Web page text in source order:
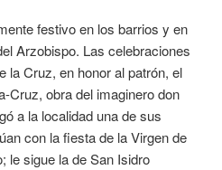
festivo en los barrios y en
Arzobispo. Las celebraciones
la Cruz, en honor al patrón, el
Cruz, obra del imaginero don
a la localidad una de sus
con la fiesta de la Virgen de
le sigue la de San Isidro